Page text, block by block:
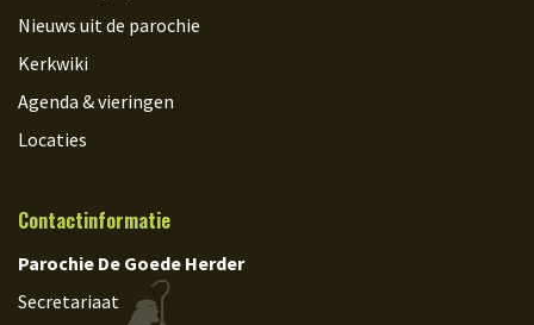
Nieuws uit de parochie
Kerkwiki
Agenda & vieringen
Locaties
Contactinformatie
Parochie De Goede Herder
Secretariaat